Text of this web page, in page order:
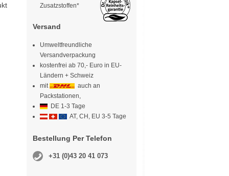
Zusatzstoffen*
Versand
Umweltfreundliche
Versandverpackung
kostenfrei ab 70,- Euro in EU-
Ländern + Schweiz
mit
auch an
Packstationen,
DE 1-3 Tage
AT, CH, EU 3-5 Tage
Bestellung Per Telefon
+31 (0)43 20 41 073